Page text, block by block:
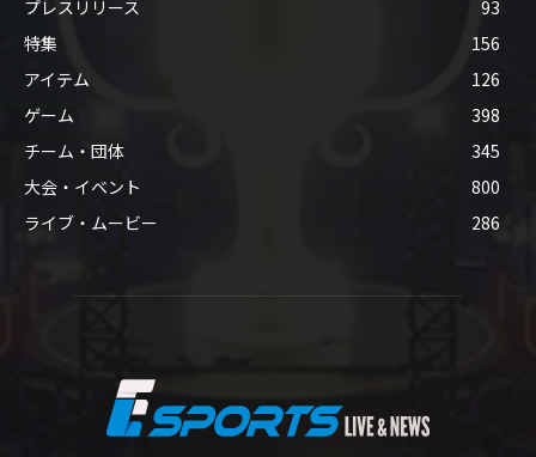
プレスリリース
93
特集
156
アイテム
126
ゲーム
398
チーム・団体
345
大会・イベント
800
ライブ・ムービー
286